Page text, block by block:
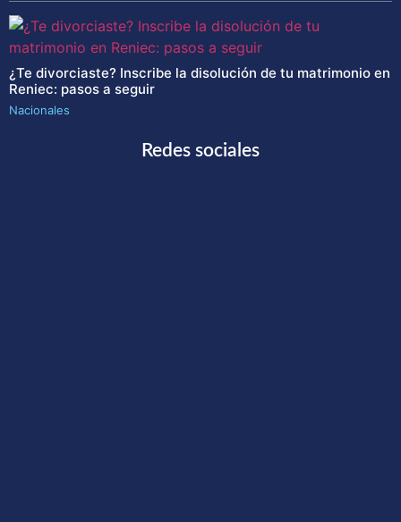
¿Te divorciaste? Inscribe la disolución de tu matrimonio en
Reniec: pasos a seguir
Nacionales
Redes sociales